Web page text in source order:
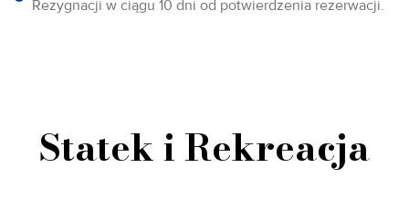
Rezygnacji w ciągu 10 dni od potwierdzenia rezerwacji.
Statek i Rekreacja